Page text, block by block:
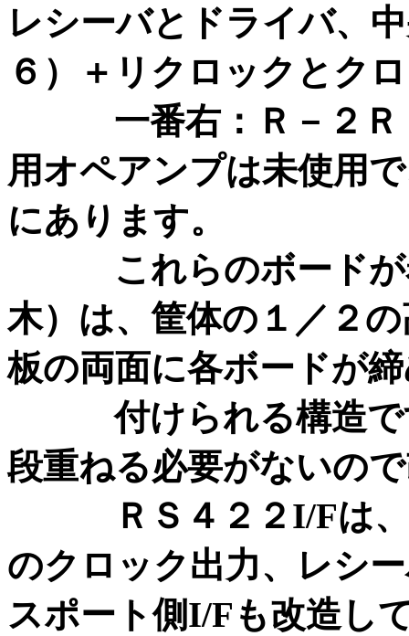
レシーバとドライバ、
６）＋リクロックとク
一番右：Ｒ－２Ｒ
用オペアンプは未使用
にあります。
これらのボードが着
木）は、筐体の１／２
板の両面に各ボードが
付けられる構造です
段重ねる必要がないの
ＲＳ４２２I/Fは、
のクロック出力、レシ
スポート側I/Fも改造し